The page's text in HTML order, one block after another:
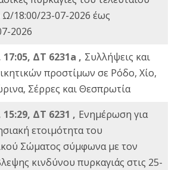
18:00/23-07-2026 έως
2026
ΔΤ 6231a , Συλλήψεις και
προστίμων σε Ρόδο, Χίο,
Σέρρες και Θεσπρωτία
ΔΤ 6231 , Ενημέρωση για
ετοιμότητα του
Σώματος σύμφωνα με τον
κινδύνου πυρκαγιάς στις 25-